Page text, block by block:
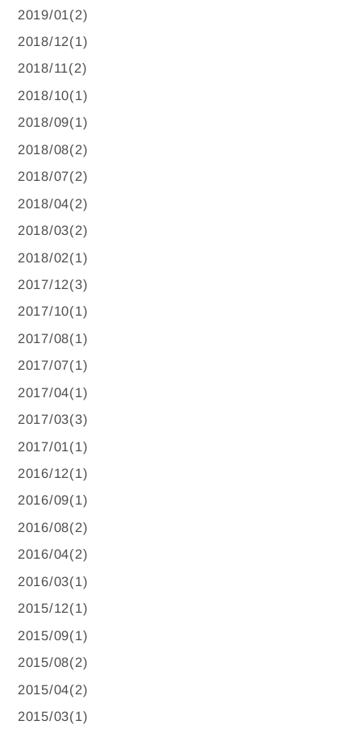
2019/01(2)
2018/12(1)
2018/11(2)
2018/10(1)
2018/09(1)
2018/08(2)
2018/07(2)
2018/04(2)
2018/03(2)
2018/02(1)
2017/12(3)
2017/10(1)
2017/08(1)
2017/07(1)
2017/04(1)
2017/03(3)
2017/01(1)
2016/12(1)
2016/09(1)
2016/08(2)
2016/04(2)
2016/03(1)
2015/12(1)
2015/09(1)
2015/08(2)
2015/04(2)
2015/03(1)